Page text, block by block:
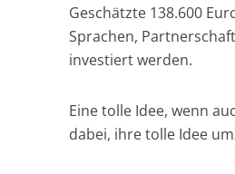
Geschätzte 138.600
Sprachen,
investiert werden.
Eine tolle Idee, wenn
dabei, ihre tolle Idee